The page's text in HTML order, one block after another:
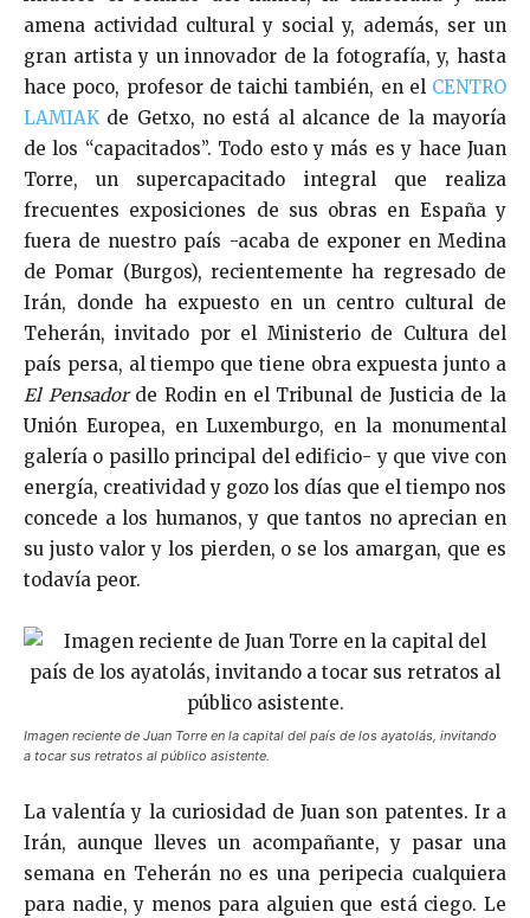
amena actividad cultural y social y, además, ser un
gran artista y un innovador de la fotografía, y, hasta
hace poco, profesor de taichi también, en el CENTRO
LAMIAK de Getxo, no está al alcance de la mayoría
de los “capacitados”. Todo esto y más es y hace Juan
Torre, un supercapacitado integral que realiza
frecuentes exposiciones de sus obras en España y
fuera de nuestro país -acaba de exponer en Medina
de Pomar (Burgos), recientemente ha regresado de
Irán, donde ha expuesto en un centro cultural de
Teherán, invitado por el Ministerio de Cultura del
país persa, al tiempo que tiene obra expuesta junto a
El Pensador de Rodin en el Tribunal de Justicia de la
Unión Europea, en Luxemburgo, en la monumental
galería o pasillo principal del edificio- y que vive con
energía, creatividad y gozo los días que el tiempo nos
concede a los humanos, y que tantos no aprecian en
su justo valor y los pierden, o se los amargan, que es
todavía peor.
Imagen reciente de Juan Torre en la capital del país de los ayatolás, invitando
a tocar sus retratos al público asistente.
La valentía y la curiosidad de Juan son patentes. Ir a
Irán, aunque lleves un acompañante, y pasar una
semana en Teherán no es una peripecia cualquiera
para nadie, y menos para alguien que está ciego. Le